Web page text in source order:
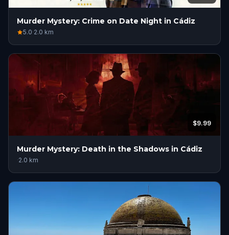
Murder Mystery: Crime on Date Night in Cádiz
5.0·2.0 km
$9.99
Murder Mystery: Death in the Shadows in Cádiz
·2.0 km